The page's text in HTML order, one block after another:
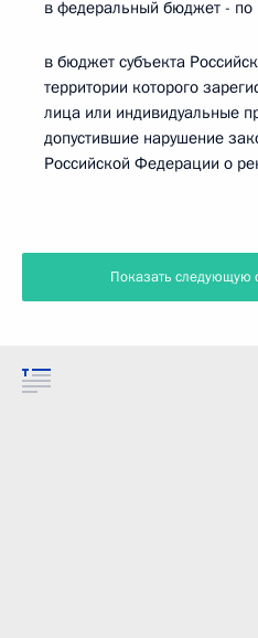
в федеральный бюджет - по
в бюджет субъекта
территории которого
лица или индивидуальные
допустившие нарушение
Российской Федерации о
Показать следующую